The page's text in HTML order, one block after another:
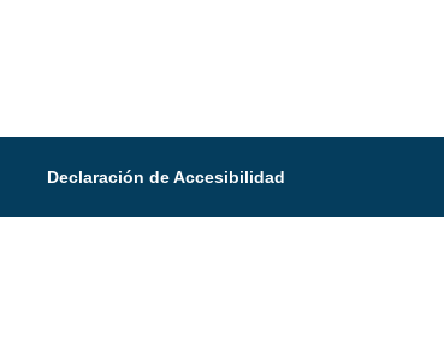
Declaración de Accesibilidad